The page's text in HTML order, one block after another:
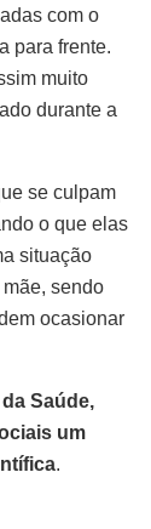
com o
para frente.
muito
durante a
se culpam
o que elas
situação
sendo
ocasionar
Saúde,
um
.